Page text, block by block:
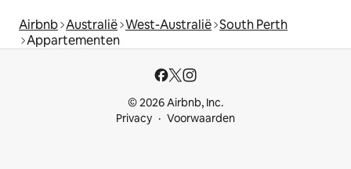
Airbnb Australië West-Australië South Perth
Appartementen
© 2026 Airbnb, Inc.
Privacy
Voorwaarden